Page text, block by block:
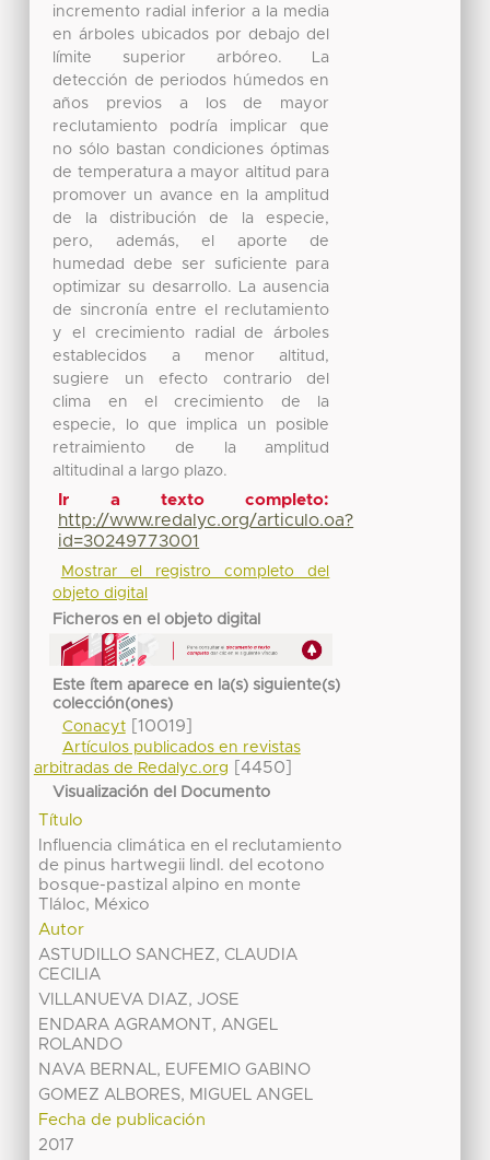
incremento radial inferior a la media
en árboles ubicados por debajo del
límite superior arbóreo. La
detección de periodos húmedos en
años previos a los de mayor
reclutamiento podría implicar que
no sólo bastan condiciones óptimas
de temperatura a mayor altitud para
promover un avance en la amplitud
de la distribución de la especie,
pero, además, el aporte de
humedad debe ser suficiente para
optimizar su desarrollo. La ausencia
de sincronía entre el reclutamiento
y el crecimiento radial de árboles
establecidos a menor altitud,
sugiere un efecto contrario del
clima en el crecimiento de la
especie, lo que implica un posible
retraimiento de la amplitud
altitudinal a largo plazo.
Ir a texto completo:
http://www.redalyc.org/articulo.oa?
id=30249773001
Mostrar el registro completo del
objeto digital
Ficheros en el objeto digital
Este ítem aparece en la(s) siguiente(s)
colección(ones)
Conacyt[10019]
Artículos publicados en revistas
arbitradas de Redalyc.org
[4450]
Visualización del Documento
Título
Influencia climática en el reclutamiento
de pinus hartwegii lindl. del ecotono
bosque-pastizal alpino en monte
Tláloc, México
Autor
ASTUDILLO SANCHEZ, CLAUDIA
CECILIA
VILLANUEVA DIAZ, JOSE
ENDARA AGRAMONT, ANGEL
ROLANDO
NAVA BERNAL, EUFEMIO GABINO
GOMEZ ALBORES, MIGUEL ANGEL
Fecha de publicación
2017